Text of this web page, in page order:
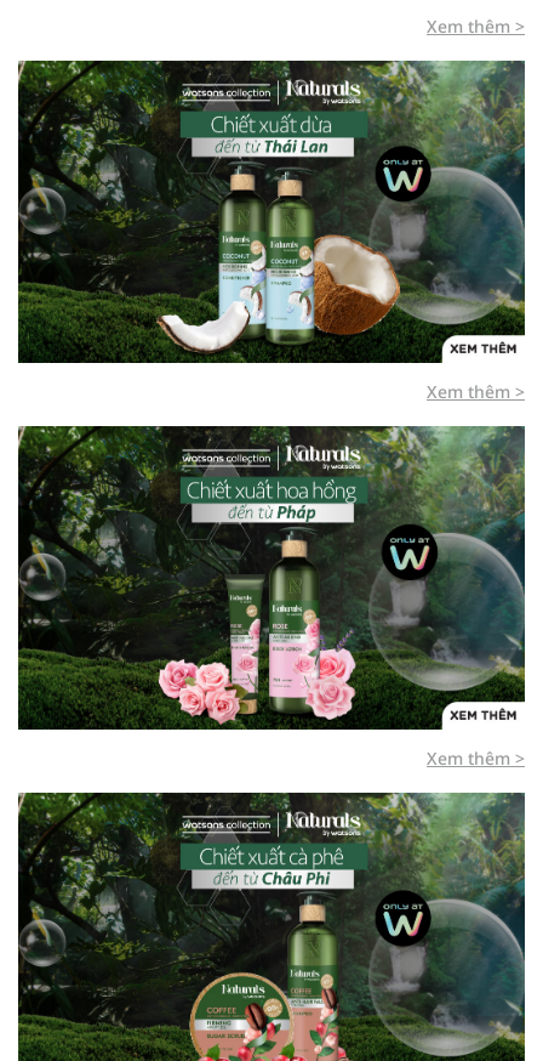
Xem thêm >
Xem thêm >
Xem thêm >